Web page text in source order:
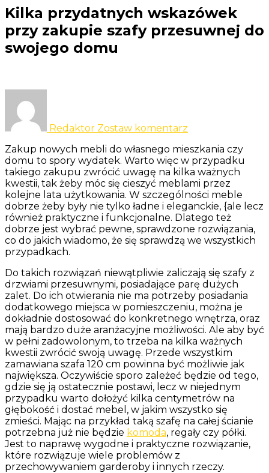
Kilka przydatnych wskazówek
przy zakupie szafy przesuwnej do
swojego domu
Redaktor Zostaw komentarz
zakupie
szafy
przesuwnej
do
swojego
domu
Zakup nowych mebli do własnego mieszkania czy
domu to spory wydatek. Warto więc w przypadku
takiego zakupu zwrócić uwagę na kilka ważnych
kwestii, tak żeby móc się cieszyć meblami przez
kolejne lata użytkowania. W szczególności meble
dobrze żeby były nie tylko ładne i eleganckie, {ale lecz
również praktyczne i funkcjonalne. Dlatego też
dobrze jest wybrać pewne, sprawdzone rozwiązania,
co do jakich wiadomo, że się sprawdzą we wszystkich
przypadkach.
Do takich rozwiązań niewątpliwie zaliczają się szafy z
drzwiami przesuwnymi, posiadające parę dużych
zalet. Do ich otwierania nie ma potrzeby posiadania
dodatkowego miejsca w pomieszczeniu, można je
dokładnie dostosować do konkretnego wnętrza, oraz
mają bardzo duże aranżacyjne możliwości. Ale aby być
w pełni zadowolonym, to trzeba na kilka ważnych
kwestii zwrócić swoją uwagę. Przede wszystkim
zamawiana szafa 120 cm powinna być możliwie jak
największa. Oczywiście sporo zależeć będzie od tego,
gdzie się ją ostatecznie postawi, lecz w niejednym
przypadku warto dołożyć kilka centymetrów na
głębokość i dostać mebel, w jakim wszystko się
zmieści. Mając na przykład taką szafę na całej ścianie
potrzebna już nie będzie komoda, regały czy półki.
Jest to naprawę wygodne i praktyczne rozwiązanie,
które rozwiązuje wiele problemów z
przechowywaniem garderoby i innych rzeczy.